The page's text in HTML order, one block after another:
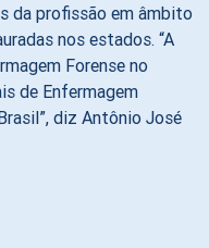
da profissão em âmbito
nos estados. “A
Forense no
de Enfermagem
diz Antônio José